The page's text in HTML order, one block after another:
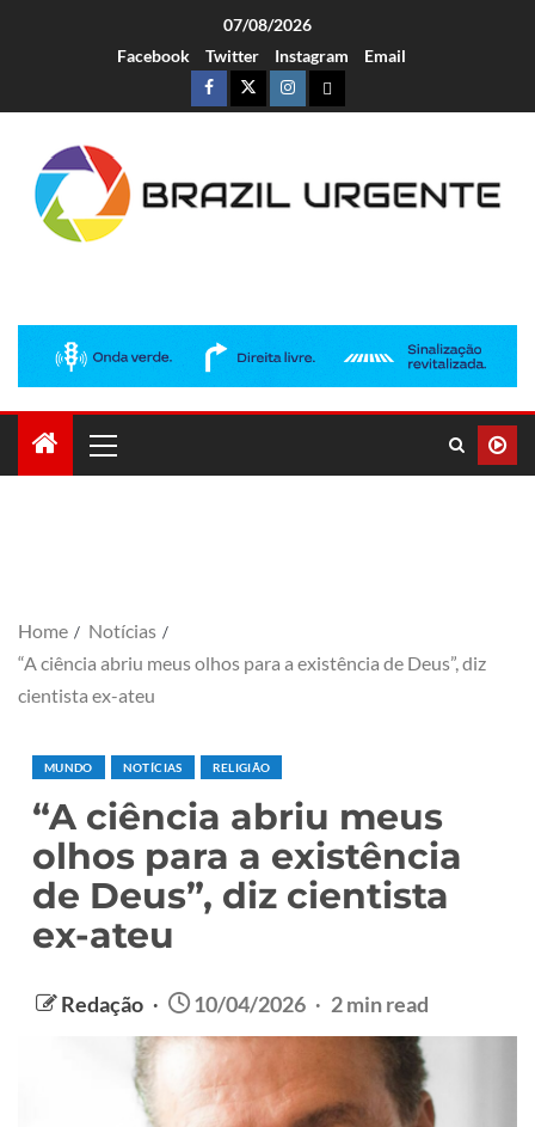
07/08/2026
Facebook
Twitter Instagram Email
Home
Notícias
“A ciência abriu meus olhos para a existência de Deus”, diz
cientista ex-ateu
MUNDO NOTÍCIAS RELIGIÃO
“A ciência abriu meus
olhos para a existência
de Deus”, diz cientista
ex-ateu
Redação 10/04/2026 2 min read